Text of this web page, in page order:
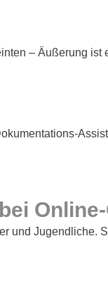
– Äußerung ist
und Jugendliche.